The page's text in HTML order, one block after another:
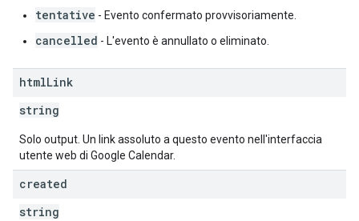
tentative - Evento confermato provvisoriamente.
cancelled - L'evento è annullato o eliminato.
htmlLink
string
Solo output. Un link assoluto a questo evento nell'interfaccia
utente web di Google Calendar.
created
string